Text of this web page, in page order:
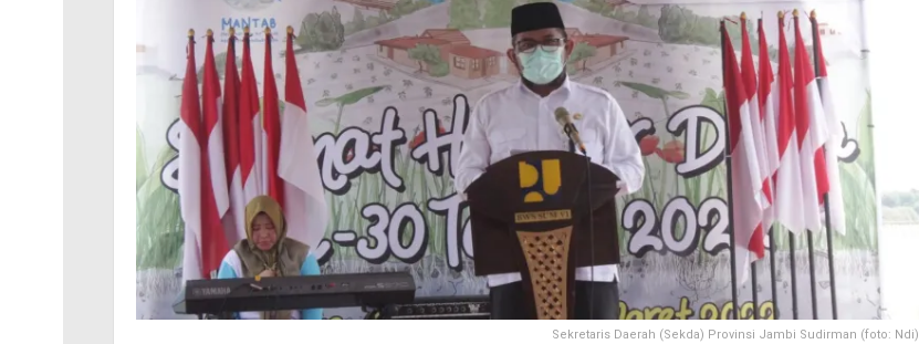
Sekretaris Daerah (Sekda) Provinsi Jambi Sudirman (foto: Ndi)